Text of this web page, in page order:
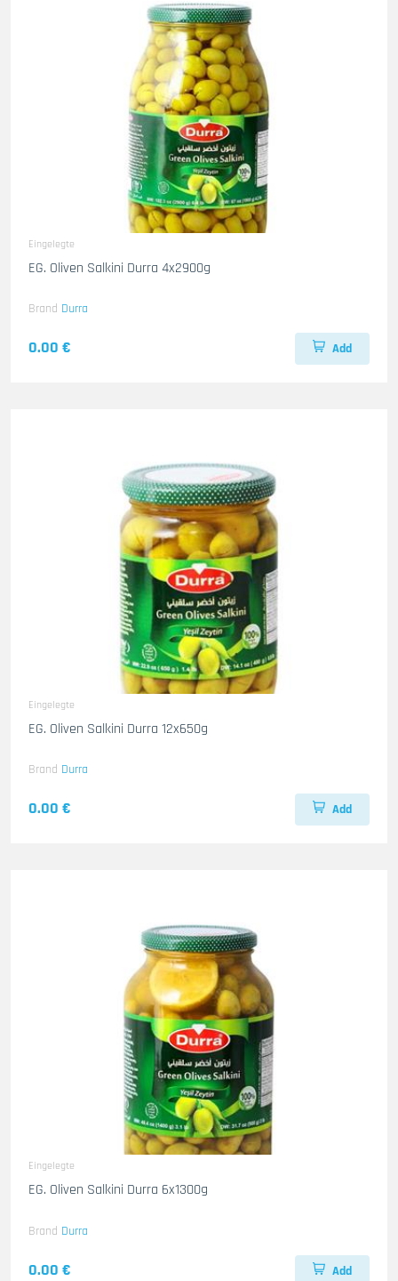
Eingelegte
EG. Oliven Salkini Durra 4x2900g
Brand Durra
0.00 € Add
Eingelegte
EG. Oliven Salkini Durra 12x650g
Brand Durra
0.00 € Add
Eingelegte
EG. Oliven Salkini Durra 6x1300g
Brand Durra
0.00 € Add